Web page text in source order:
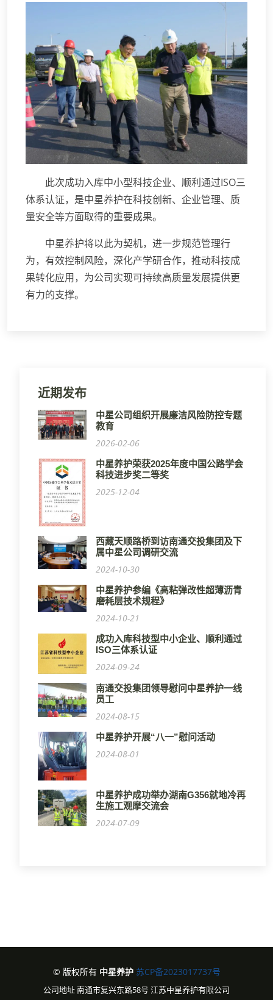
此次成功入库中小型科技企业、顺利通过ISO三
体系认证，是中星养护在科技创新、企业管理、质
量安全等方面取得的重要成果。
中星养护将以此为契机，进一步规范管理行
为，有效控制风险，深化产学研合作，推动科技成
果转化应用，为公司实现可持续高质量发展提供更
有力的支撑。
近期发布
中星公司组织开展廉洁风险防控专题
教育
2026-02-06
中星养护荣获2025年度中国公路学会
科技进步奖二等奖
2025-12-04
西藏天顺路桥到访南通交投集团及下
属中星公司调研交流
2024-10-30
中星养护参编《高粘弹改性超薄沥青
磨耗层技术规程》
2024-10-21
成功入库科技型中小企业、顺利通过
ISO三体系认证
2024-09-24
南通交投集团领导慰问中星养护一线
员工
2024-08-15
中星养护开展“八一”慰问活动
2024-08-01
中星养护成功举办湖南G356就地冷再
生施工观摩交流会
2024-07-09
© 版权所有 中星养护 苏CP备2023017737号
公司地址 南通市复兴东路58号 江苏中星养护有限公司